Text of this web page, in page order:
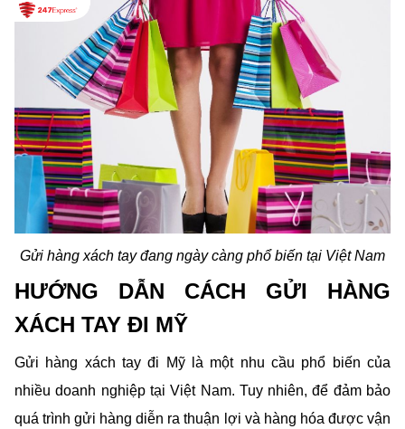
Gửi hàng xách tay đang ngày càng phổ biến tại Việt Nam
HƯỚNG DẪN CÁCH GỬI HÀNG
XÁCH TAY ĐI MỸ
Gửi hàng xách tay đi Mỹ là một nhu cầu phổ biến của
nhiều doanh nghiệp tại Việt Nam. Tuy nhiên, để đảm bảo
quá trình gửi hàng diễn ra thuận lợi và hàng hóa được vận